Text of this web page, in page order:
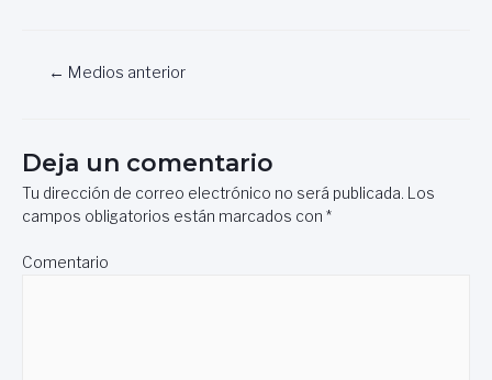
Navegación
← Medios anterior
Deja un comentario
Tu dirección de correo electrónico no será publicada. Los
campos obligatorios están marcados con *
Comentario